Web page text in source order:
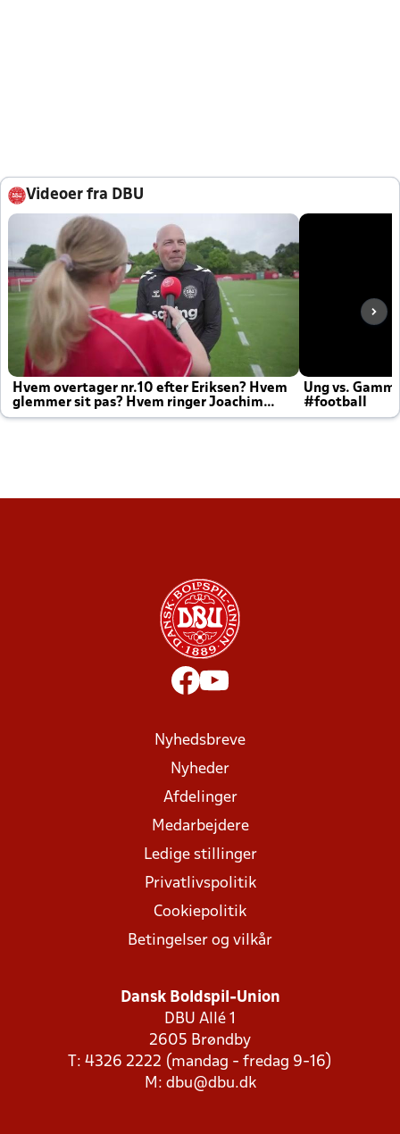
Videoer fra DBU
Hvem overtager nr.10 efter Eriksen? Hvem
glemmer sit pas? Hvem ringer Joachim
altid til efter kampe?
Ung vs.
#football
Nyhedsbreve
Nyheder
Afdelinger
Medarbejdere
Ledige stillinger
Privatlivspolitik
Cookiepolitik
Betingelser og vilkår
Dansk Boldspil-Union
DBU Allé 1
2605 Brøndby
T: 4326 2222 (mandag - fredag 9-16)
M: dbu@dbu.dk